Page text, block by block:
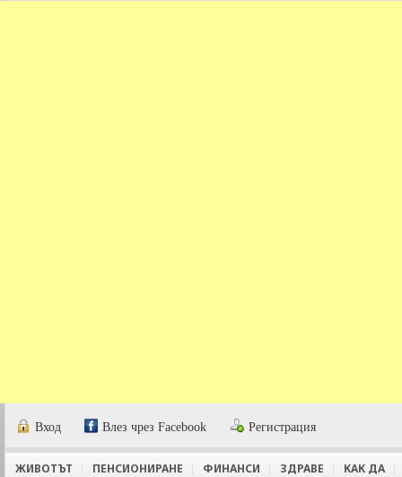
Вход Влез чрез Facebook Регистрация
ЖИВОТЪТ ПЕНСИОНИРАНЕ ФИНАНСИ ЗДРАВЕ КАК ДА